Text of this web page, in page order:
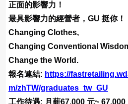
正面的影響力！
最具影響力的經營者，GU 挺你！
Changing Clothes,
Changing Conventional
Change the World.
報名連結: https://
m/zhTW/graduates_tw_GU
工作待遇: 月薪67,000 元~